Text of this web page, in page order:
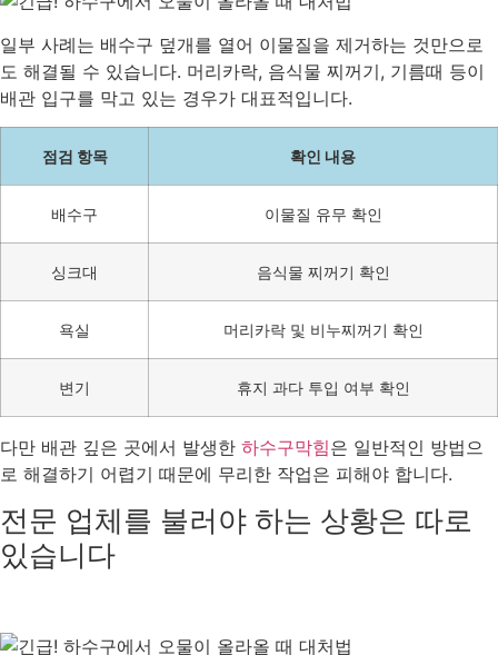
일부 사례는 배수구 덮개를 열어 이물질을 제거하는 것만으로
도 해결될 수 있습니다. 머리카락, 음식물 찌꺼기, 기름때 등이
배관 입구를 막고 있는 경우가 대표적입니다.
점검 항목 확인 내용
배수구 이물질 유무 확인
싱크대 음식물 찌꺼기 확인
욕실 머리카락 및 비누찌꺼기 확인
변기 휴지 과다 투입 여부 확인
다만 배관 깊은 곳에서 발생한 하수구막힘은 일반적인 방법으
로 해결하기 어렵기 때문에 무리한 작업은 피해야 합니다.
전문 업체를 불러야 하는 상황은 따로
있습니다